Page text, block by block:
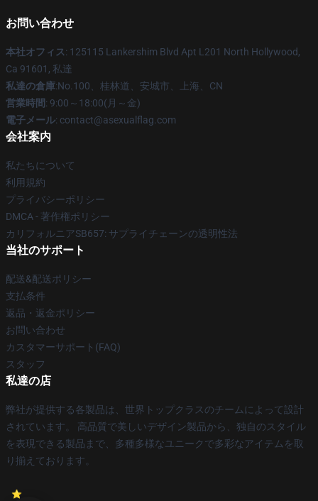
お問い合わせ
本社オフィス: 125115 Lankershim Blvd Apt L201 North Hollywood,
Ca 91601, 私達
私達の倉庫:No.100、桂林道、安城市、上海、CN
営業時間: 9:00～18:00(月～金)
電子メール: contact@asexualflag.com
会社案内
私たちについて
利用規約
プライバシーポリシー
DMCA - 著作権ポリシー
カリフォルニアSB657: サプライチェーンの透明性法
当社のサポート
配送&配送ポリシー
支払条件
返品・返金ポリシー
お問い合わせ
カスタマーサポート(FAQ)
スタッフ
私達の店
弊社が提供する各製品は、世界トップクラスのチームによって設計
されています。 高品質で美しいデザイン製品から、独自のスタイル
を表現できる製品まで、多種多様なユニークで多彩なアイテムを取
り揃えております。